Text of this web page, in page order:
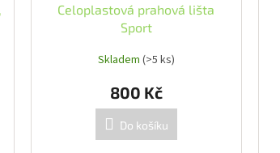
Celoplastová prahová lišta
Sport
Skladem (>5 ks)
800 Kč
Do košíku